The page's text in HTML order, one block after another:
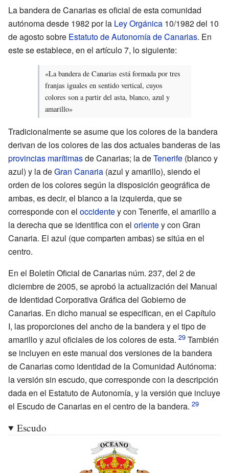
La bandera de Canarias es oficial de esta comunidad
autónoma desde 1982 por la Ley Orgánica 10/1982 del 10
de agosto sobre Estatuto de Autonomía de Canarias. En
este se establece, en el artículo 7, lo siguiente:
«La bandera de Canarias está formada por tres
franjas iguales en sentido vertical, cuyos
colores son a partir del asta, blanco, azul y
amarillo»
Tradicionalmente se asume que los colores de la bandera
derivan de los colores de las dos actuales banderas de las
provincias marítimasde Canarias; la deTenerife (blanco y
azul) y la deGran Canaria (azul y amarillo), siendo el
orden de los colores según la disposición geográfica de
ambas, es decir, el blanco a la izquierda, que se
corresponde con el occidentey con Tenerife, el amarillo a
la derecha que se identifica con el orientey con Gran
Canaria. El azul (que comparten ambas) se sitúa en el
centro.
En el Boletín Oficial de Canarias núm. 237, del 2 de
diciembre de 2005, se aprobó la actualización del Manual
de Identidad Corporativa Gráfica del Gobierno de
Canarias. En dicho manual se especifican, en el Capítulo
I, las proporciones del ancho de la bandera y el tipo de
amarillo y azul oficiales de los colores de esta.
También
se incluyen en este manual dos versiones de la bandera
de Canarias como identidad de la Comunidad Autónoma:
la versión sin escudo, que corresponde con la descripción
dada en el Estatuto de Autonomía, y la versión que incluye
el Escudo de Canarias en el centro de la bandera.
Escudo